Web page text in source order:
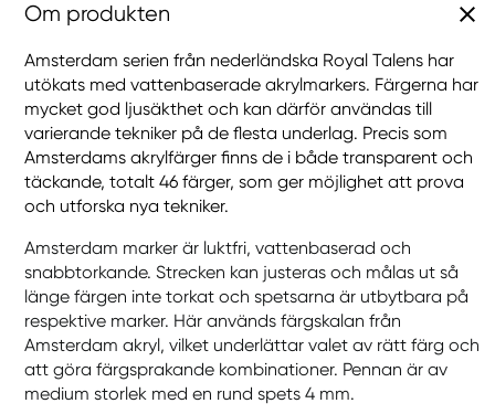
Om produkten
Amsterdam serien från nederländska Royal Talens har
utökats med vattenbaserade akrylmarkers. Färgerna har
mycket god ljusäkthet och kan därför användas till
varierande tekniker på de flesta underlag. Precis som
Amsterdams akrylfärger finns de i både transparent och
täckande, totalt 46 färger, som ger möjlighet att prova
och utforska nya tekniker.
Amsterdam marker är luktfri, vattenbaserad och
snabbtorkande. Strecken kan justeras och målas ut så
länge färgen inte torkat och spetsarna är utbytbara på
respektive marker. Här används färgskalan från
Amsterdam akryl, vilket underlättar valet av rätt färg och
att göra färgsprakande kombinationer. Pennan är av
medium storlek med en rund spets 4 mm.